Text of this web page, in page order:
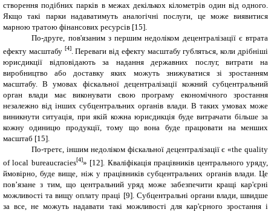
створення подібних парків в межах декількох кілометрів один від одного.
Якщо такі парки надаватимуть аналогічні послуги, це може виявитися
марною тратою фінансових ресурсів [15].
По-друге, пов'язаним з першим недоліком децентралізації є втрата
ефекту масштабу [4]. Переваги від ефекту масштабу губляться, коли дрібніші
юрисдикції відповідають за надання державних послуг, витрати на
виробництво або доставку яких можуть знижуватися зі зростанням
масштабу. В умовах фіскальної децентралізації кожний субцентральний
орган влади має виконувати свою програму економічного зростання
незалежно від інших субцентральних органів влади. В таких умовах може
виникнути ситуація, при якій кожна юрисдикція буде витрачати більше за
кожну одиницю продукції, тому що вона буде працювати на менших
масштаб [15].
По-третє, іншим недоліком фіскальної децентралізації є «the quality
of local bureaucracies[4]» [12]. Кваліфікація працівників центрального уряду,
ймовірно, буде вище, ніж у працівників субцентральних органів влади. Це
пов’язане з тим, що центральний уряд може забезпечити кращі кар'єрні
можливості та вищу оплату праці [9]. Субцентральні органи влади, швидше
за все, не можуть надавати такі можливості для кар'єрного зростання і